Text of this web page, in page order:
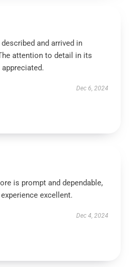
and arrived in
attention to detail in its
Dec 6, 2024
is prompt and dependable,
excellent.
Dec 4, 2024